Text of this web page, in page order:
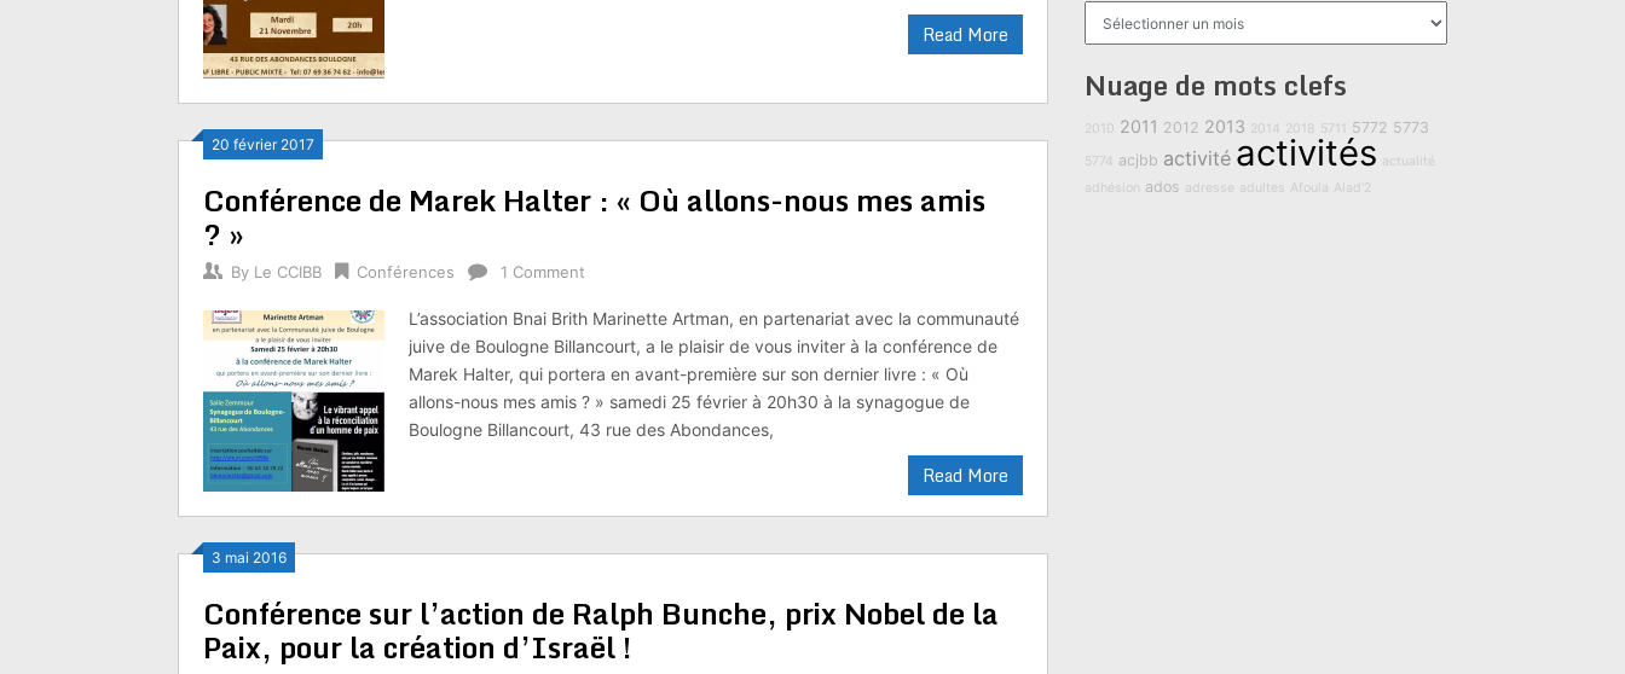
Read More
20 février 2017
Conférence de Marek Halter : « Où allons-nous mes amis
? »
By Le CCIBB Conférences 1 Comment
L’association Bnai Brith Marinette Artman, en partenariat avec la communauté
juive de Boulogne Billancourt, a le plaisir de vous inviter à la conférence de
Marek Halter, qui portera en avant-première sur son dernier livre : « Où
allons-nous mes amis ? » samedi 25 février à 20h30 à la synagogue de
Boulogne Billancourt, 43 rue des Abondances,
Read More
3 mai 2016
Conférence sur l’action de Ralph Bunche, prix Nobel de la
Paix, pour la création d’Israël !
Nuage de mots clefs
2010 2011 2012 2013 2014 2018 5711 5772 5773
5774 acjbb activité activités actualité
adhésion ados adresse adultes Afoula Alad'2